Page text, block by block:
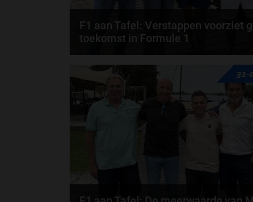
F1 aan Tafel: Verstappen voorziet
toekomst in Formule 1
Max Verstappen wil géén Formule 1-team, de
de motorfabrikanten zaten niet op één lijn
door de redactie van Grand Prix Radio
31-